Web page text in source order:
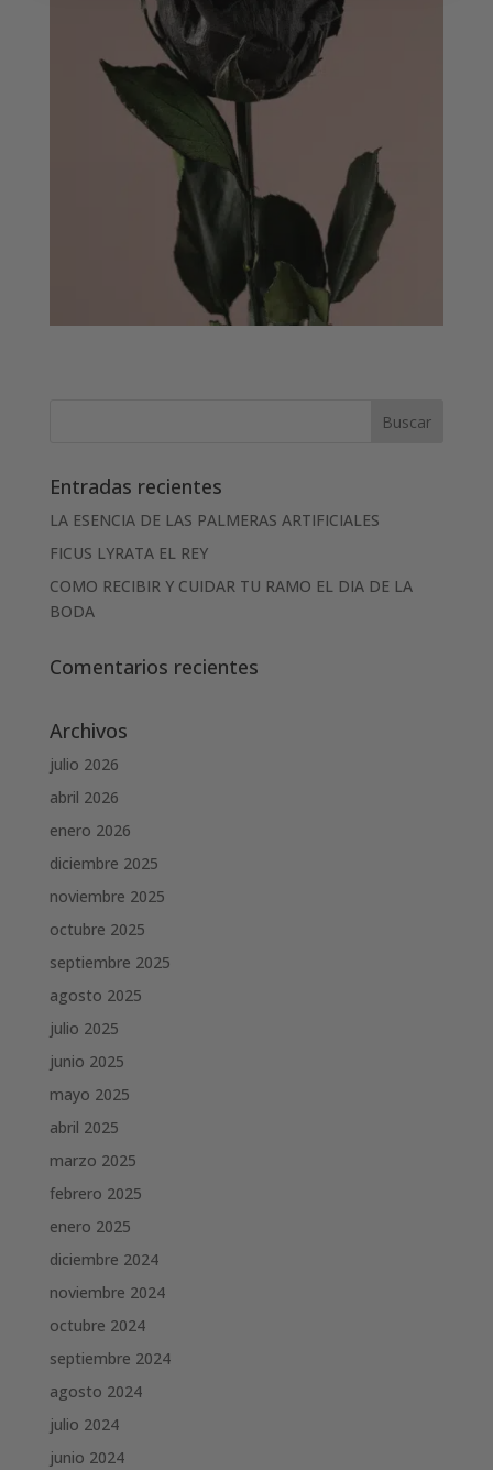
Entradas recientes
LA ESENCIA DE LAS PALMERAS ARTIFICIALES
FICUS LYRATA EL REY
COMO RECIBIR Y CUIDAR TU RAMO EL DIA DE LA
BODA
Comentarios recientes
Archivos
julio 2026
abril 2026
enero 2026
diciembre 2025
noviembre 2025
octubre 2025
septiembre 2025
agosto 2025
julio 2025
junio 2025
mayo 2025
abril 2025
marzo 2025
febrero 2025
enero 2025
diciembre 2024
noviembre 2024
octubre 2024
septiembre 2024
agosto 2024
julio 2024
junio 2024